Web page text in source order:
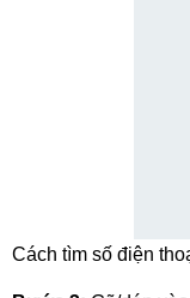
Cách tìm số điện